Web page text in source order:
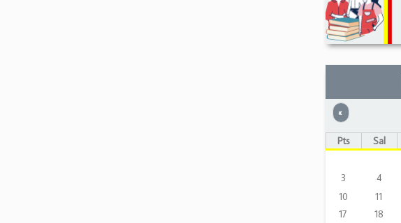
« Önceki
Pts Sal
3
4
10
11
17
18